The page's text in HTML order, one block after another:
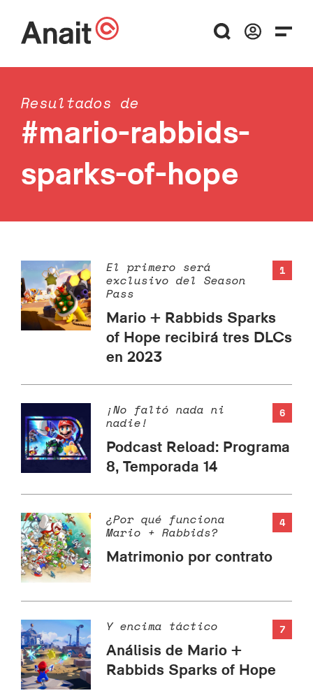
Resultados de
#mario-rabbids-
sparks-of-hope
1
El primero será
exclusivo del Season
Pass
Mario + Rabbids Sparks
of Hope recibirá tres DLCs
en 2023
6
¡No faltó nada ni
nadie!
Podcast Reload: Programa
8, Temporada 14
4
¿Por qué funciona
Mario + Rabbids?
Matrimonio por contrato
7
Y encima táctico
Análisis de Mario +
Rabbids Sparks of Hope